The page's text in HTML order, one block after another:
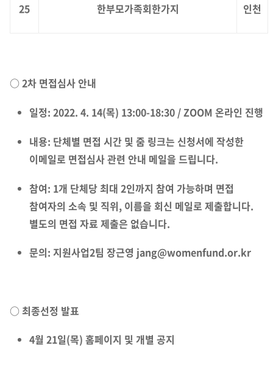
25 한부모가족회한가지 인천
○ 2차 면접심사 안내
일정: 2022. 4. 14(목) 13:00-18:30 / ZOOM 온라인 진행
내용: 단체별 면접 시간 및 줌 링크는 신청서에 작성한
이메일로 면접심사 관련 안내 메일을 드립니다.
참여: 1개 단체당 최대 2인까지 참여 가능하며 면접
참여자의 소속 및 직위, 이름을 회신 메일로 제출합니다.
별도의 면접 자료 제출은 없습니다.
문의: 지원사업2팀 장근영 jang@womenfund.or.kr
○ 최종선정 발표
4월 21일(목) 홈페이지 및 개별 공지